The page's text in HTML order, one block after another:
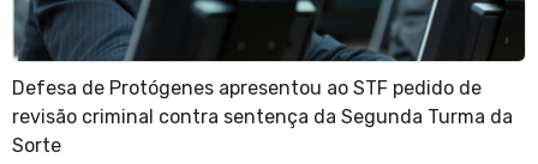
Defesa de Protógenes apresentou ao STF pedido de
revisão criminal contra sentença da Segunda Turma da
Sorte